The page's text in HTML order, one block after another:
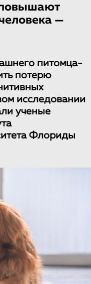
—
питомца-
потерю
исследовании
ученые
Флориды